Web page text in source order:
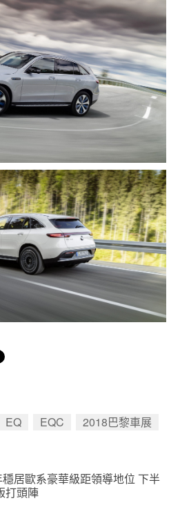
EQ EQC 2018巴黎車展
居歐系豪華級距領導地位 下半
打頭陣